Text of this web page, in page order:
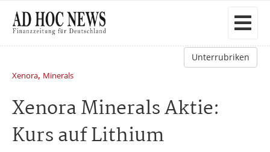
Unterrubriken
Xenora, Minerals
Xenora Minerals Aktie:
Kurs auf Lithium